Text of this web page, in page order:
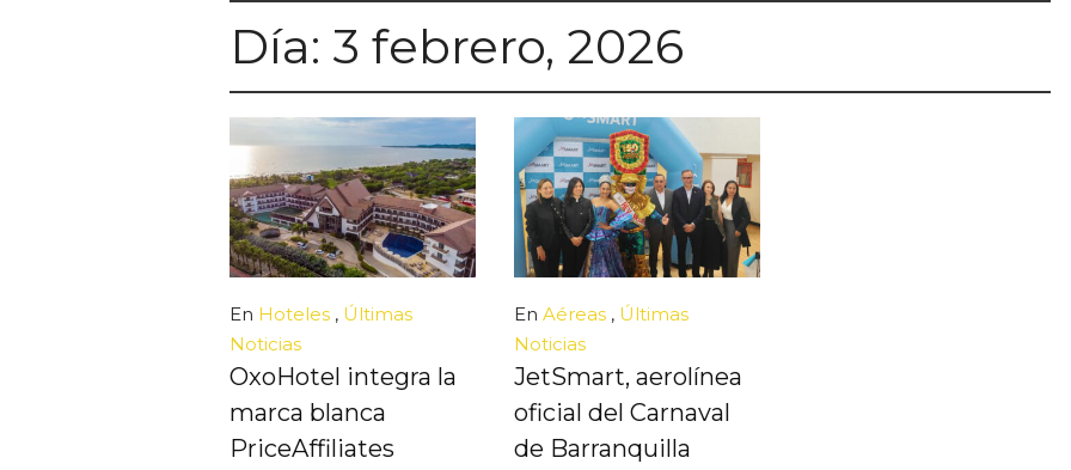
Día: 3 febrero, 2026
En Hoteles , Últimas
Noticias
OxoHotel integra la
marca blanca
PriceAffiliates
En Aéreas, Últimas
Noticias
JetSmart, aerolínea
oficial del Carnaval
de Barranquilla